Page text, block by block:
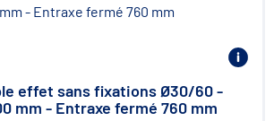
effet sans fixations Ø30/60 -
mm - Entraxe fermé 760 mm